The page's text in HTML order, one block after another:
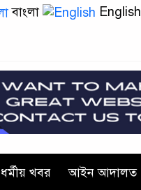
বাংলা English
ধর্মীয় খবর আইন আদালত